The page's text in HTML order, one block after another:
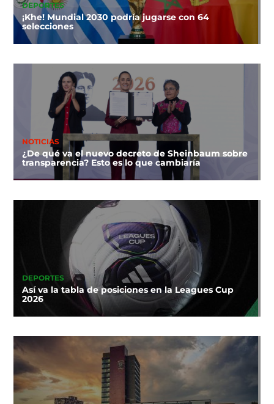
DEPORTES
¡Khe! Mundial 2030 podría jugarse con 64
selecciones
NOTICIAS
¿De qué va el nuevo decreto de Sheinbaum sobre
transparencia? Esto es lo que cambiaría
DEPORTES
Así va la tabla de posiciones en la Leagues Cup
2026